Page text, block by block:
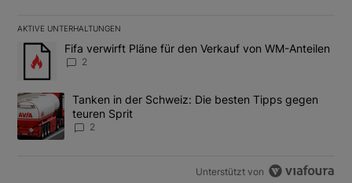
AKTIVE UNTERHALTUNGEN
Das Folgende ist eine Liste der am meisten kommentierten
Ein Trendartikel mit dem Titel "Fifa verwirft Pläne für den
Fifa verwirft Pläne für den Verkauf von WM-Anteilen
2
Ein Trendartikel mit dem Titel "Tanken in der Schweiz: Die
Tanken in der Schweiz: Die besten Tipps gegen
teuren Sprit
2
Unterstützt von